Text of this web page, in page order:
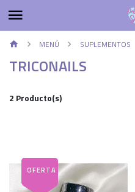
MENÚ SUPLEMENTOS
TRICONAILS
2 Producto(s)